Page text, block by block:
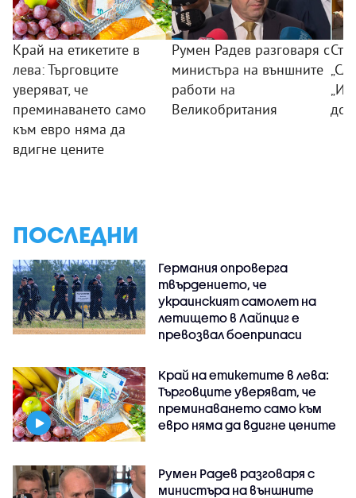
Край на етикетите в
лева: Търговците
уверяват, че
преминаването само
към евро няма да
вдигне цените
Румен Радев разговаря с
министъра на външните
работи на
Великобритания
ПОСЛЕДНИ
Германия опроверга
твърдението, че
украинският самолет на
летището в Лайпциг е
превозвал боеприпаси
Край на етикетите в лева:
Търговците уверяват, че
преминаването само към
евро няма да вдигне цените
Румен Радев разговаря с
министъра на външните